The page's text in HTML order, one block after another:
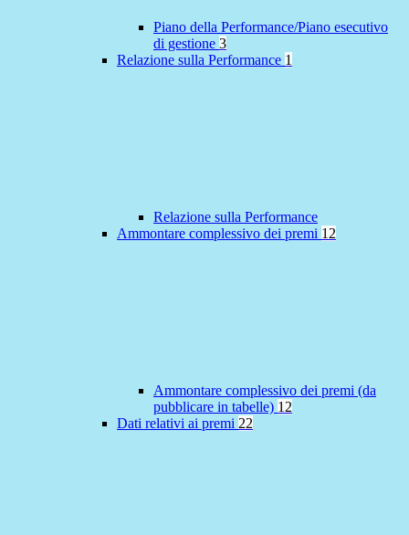
Piano della Performance/Piano esecutivo
di gestione 3
Relazione sulla Performance 1
Relazione sulla Performance
Ammontare complessivo dei premi 12
Ammontare complessivo dei premi (da
pubblicare in tabelle) 12
Dati relativi ai premi 22